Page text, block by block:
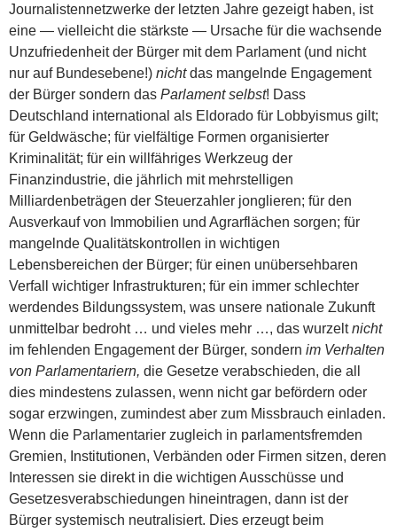
Journalistennetzwerke der letzten Jahre gezeigt haben, ist
eine — vielleicht die stärkste — Ursache für die wachsende
Unzufriedenheit der Bürger mit dem Parlament (und nicht
nur auf Bundesebene!) nichtdas mangelnde Engagement
der Bürger sondern das Parlament selbst! Dass
Deutschland international als Eldorado für Lobbyismus gilt;
für Geldwäsche; für vielfältige Formen organisierter
Kriminalität; für ein willfähriges Werkzeug der
Finanzindustrie, die jährlich mit mehrstelligen
Milliardenbeträgen der Steuerzahler jonglieren; für den
Ausverkauf von Immobilien und Agrarflächen sorgen; für
mangelnde Qualitätskontrollen in wichtigen
Lebensbereichen der Bürger; für einen unübersehbaren
Verfall wichtiger Infrastrukturen; für ein immer schlechter
werdendes Bildungssystem, was unsere nationale Zukunft
unmittelbar bedroht … und vieles mehr …, das wurzeltnicht
im fehlenden Engagement der Bürger, sondern im Verhalten
von Parlamentariern, die Gesetze verabschieden, die all
dies mindestens zulassen, wenn nicht gar befördern oder
sogar erzwingen, zumindest aber zum Missbrauch einladen.
Wenn die Parlamentarier zugleich in parlamentsfremden
Gremien, Institutionen, Verbänden oder Firmen sitzen, deren
Interessen sie direkt in die wichtigen Ausschüsse und
Gesetzesverabschiedungen hineintragen, dann ist der
Bürger systemisch neutralisiert. Dies erzeugt beim